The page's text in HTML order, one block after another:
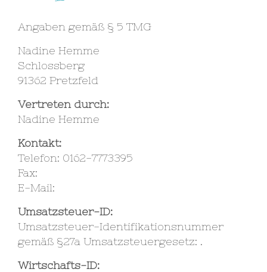
Angaben gemäß § 5 TMG
Nadine Hemme
Schlossberg
91362 Pretzfeld
Vertreten durch:
Nadine Hemme
Kontakt:
Telefon: 0162-7773395
Fax:
E-Mail:
Umsatzsteuer-ID:
Umsatzsteuer-Identifikationsnummer
gemäß §27a Umsatzsteuergesetz: .
Wirtschafts-ID: